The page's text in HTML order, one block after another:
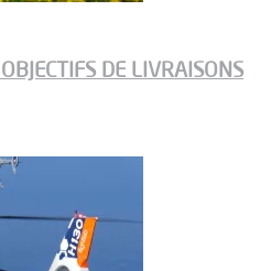
DE LIVRAISONS